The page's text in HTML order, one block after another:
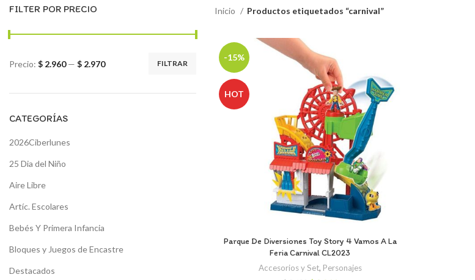
FILTER POR PRECIO
FILTRAR
Precio: $ 2.960— $ 2.970
CATEGORÍAS
2026Ciberlunes
25 Dia del Niño
Aire Libre
Artíc. Escolares
Bebés Y Primera Infancia
Bloques y Juegos de Encastre
Destacados
Inicio Productos etiquetados “carnival”
-15%
HOT
Parque De Diversiones Toy Story 4 Vamos A La
Feria Carnival CL2023
Accesorios y Set, Personajes